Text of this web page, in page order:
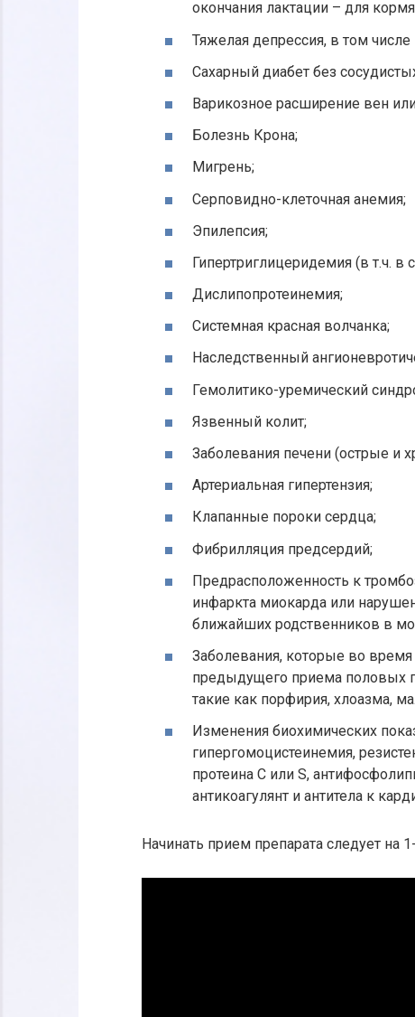
окончания лактации – для
Тяжелая депрессия, в том
Сахарный диабет без
Варикозное расширение вен
Болезнь Крона;
Мигрень;
Серповидно-клеточная анемия;
Эпилепсия;
Гипертриглицеридемия (в т.ч.
Дислипопротеинемия;
Системная красная волчанка;
Наследственный
Гемолитико-уремический
Язвенный колит;
Заболевания печени (острые и
Артериальная гипертензия;
Клапанные пороки сердца;
Фибрилляция предсердий;
Предрасположенность к
инфаркта миокарда или
ближайших родственников в
Заболевания, которые во
предыдущего приема половых
такие как порфирия, хлоазма,
Изменения биохимических
гипергомоцистеинемия,
протеина C или S,
антикоагулянт и антитела к
Начинать прием препарата следует на